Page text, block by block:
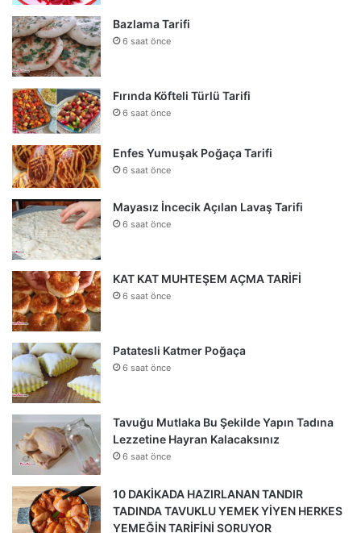
Bazlama Tarifi
6 saat önce
Fırında Köfteli Türlü Tarifi
6 saat önce
Enfes Yumuşak Poğaça Tarifi
6 saat önce
Mayasız İncecik Açılan Lavaş Tarifi
6 saat önce
KAT KAT MUHTEŞEM AÇMA TARİFİ
6 saat önce
Patatesli Katmer Poğaça
6 saat önce
Tavuğu Mutlaka Bu Şekilde Yapın Tadına
Lezzetine Hayran Kalacaksınız
6 saat önce
10 DAKİKADA HAZIRLANAN TANDIR
TADINDA TAVUKLU YEMEK YİYEN HERKES
YEMEĞİN TARİFİNİ SORUYOR